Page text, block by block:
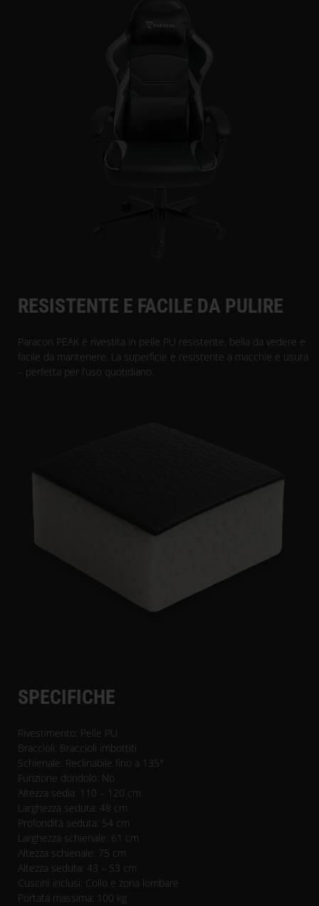
RESISTENTE E FACILE DA PULIRE
Paracon PEAK è rivestita in pelle PU resistente, bella da vedere e
facile da mantenere. La superficie è resistente a macchie e usura
– perfetta per l’uso quotidiano.
SPECIFICHE
Rivestimento: Pelle PU
Braccioli: Braccioli imbottiti
Schienale: Reclinabile fino a 135°
Funzione dondolo: No
Altezza sedia: 110 – 120 cm
Larghezza seduta: 48 cm
Profondità seduta: 54 cm
Larghezza schienale: 61 cm
Altezza schienale: 75 cm
Altezza seduta: 43 – 53 cm
Cuscini inclusi: Collo e zona lombare
Portata massima: 100 kg